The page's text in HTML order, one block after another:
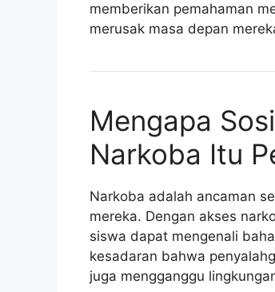
memberikan pemahaman
merusak masa depan
Mengapa
Narkoba Itu
Narkoba adalah ancaman
mereka. Dengan akses
siswa dapat mengenali
kesadaran bahwa
juga mengganggu